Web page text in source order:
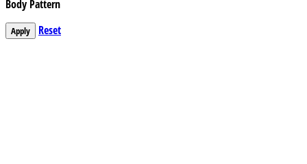
Body Pattern
Apply Reset